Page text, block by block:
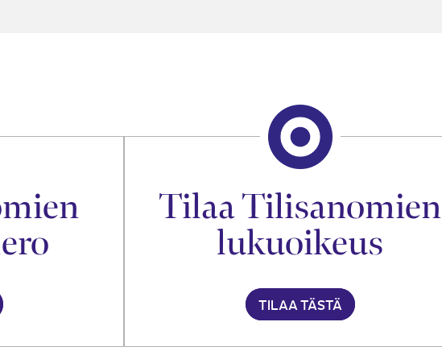
Tilaa Tilisanomien
lukuoikeus
TILAA TÄSTÄ